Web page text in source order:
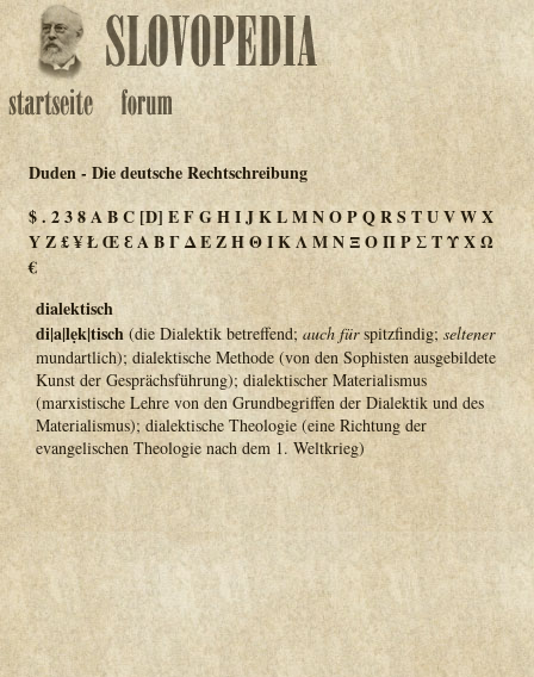
Duden - Die deutsche Rechtschreibung
$.238ABC [D] EFGHIJKLMNOPQRS TUVWX
YZ£¥ŁŒƐΑΒΓΔΕΖΗΘΙΚΛΜΝΞΟΠΡΣΤΥΧΩ
€
dialektisch
di|a|lẹk|tisch (die Dialektik betreffend; auch fürspitzfindig; seltener
mundartlich); dialektische Methode (von den Sophisten ausgebildete
Kunst der Gesprächsführung); dialektischer Materialismus
(marxistische Lehre von den Grundbegriffen der Dialektik und des
Materialismus); dialektische Theologie (eine Richtung der
evangelischen Theologie nach dem 1. Weltkrieg)